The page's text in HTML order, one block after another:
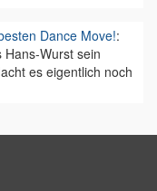
Dance Move!:
Hans-Wurst sein
es eigentlich noch